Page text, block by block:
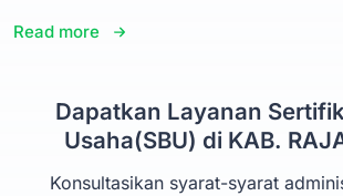
Read more
Dapatkan Layanan
Usaha(SBU) di KAB.
Konsultasikan syarat-syarat